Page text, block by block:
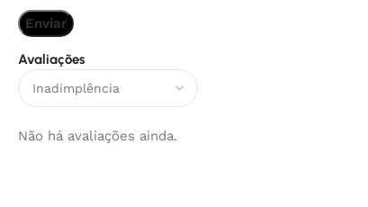
Avaliações
Não há avaliações ainda.